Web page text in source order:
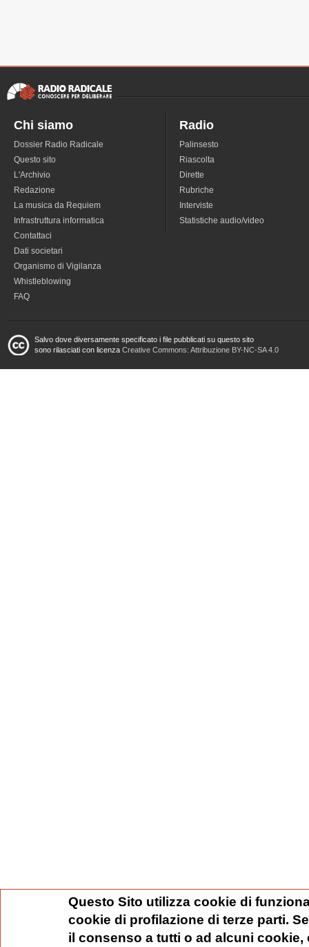
Chi siamo
Dossier Radio Radicale
Questo sito
L'Archivio
Redazione
La musica da Requiem
Infrastruttura informatica
Contattaci
Dati societari
Organismo di Vigilanza
Whistleblowing
FAQ
Radio
Palinsesto
Riascolta
Dirette
Rubriche
Interviste
Statistiche audio/video
Salvo dove diversamente specificato i file pubblicati su questo sito
sono rilasciati con licenza Creative Commons: Attribuzione BY-NC-SA 4.0
Questo Sito utilizza cookie di
cookie di profilazione di terze parti.
il consenso a tutti o ad alcuni